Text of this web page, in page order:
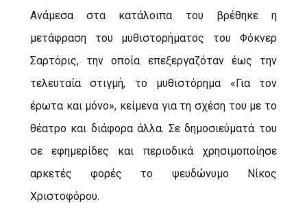
Ανάμεσα στα κατάλοιπα του βρέθηκε η
μετάφραση του μυθιστορήματος του Φόκνερ
Σαρτόρις, την οποία επεξεργαζόταν έως την
τελευταία στιγμή, το μυθιστόρημα «Για τον
έρωτα και μόνο», κείμενα για τη σχέση του με το
θέατρο και διάφορα άλλα. Σε δημοσιεύματά του
σε εφημερίδες και περιοδικά χρησιμοποίησε
αρκετές φορές το ψευδώνυμο Νίκος
Χριστοφόρου.